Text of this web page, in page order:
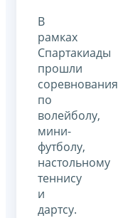
В
рамках
Спартакиады
прошли
соревнования
по
волейболу,
мини-
футболу,
настольному
теннису
и
дартсу.